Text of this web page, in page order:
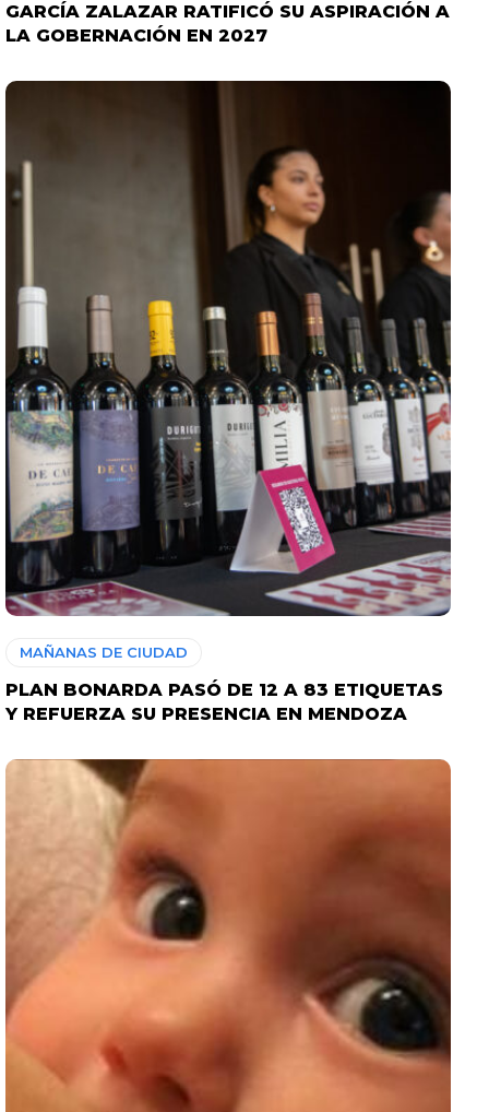
GARCÍA ZALAZAR RATIFICÓ SU ASPIRACIÓN A
LA GOBERNACIÓN EN 2027
MAÑANAS DE CIUDAD
PLAN BONARDA PASÓ DE 12 A 83 ETIQUETAS
Y REFUERZA SU PRESENCIA EN MENDOZA